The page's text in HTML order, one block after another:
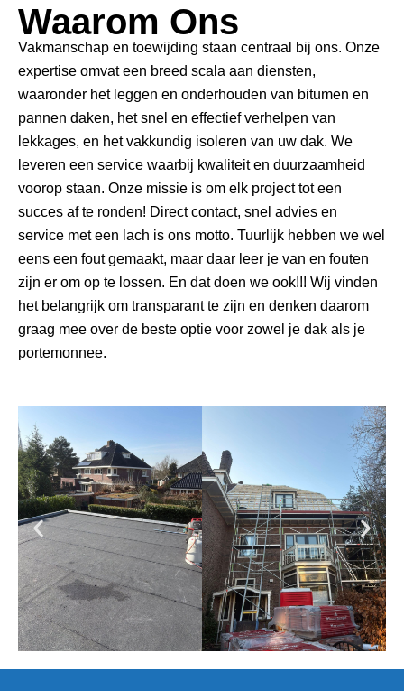
Waarom Ons
Vakmanschap en toewijding staan centraal bij ons. Onze
expertise omvat een breed scala aan diensten,
waaronder het leggen en onderhouden van bitumen en
pannen daken, het snel en effectief verhelpen van
lekkages, en het vakkundig isoleren van uw dak. We
leveren een service waarbij kwaliteit en duurzaamheid
voorop staan. Onze missie is om elk project tot een
succes af te ronden! Direct contact, snel advies en
service met een lach is ons motto. Tuurlijk hebben we wel
eens een fout gemaakt, maar daar leer je van en fouten
zijn er om op te lossen. En dat doen we ook!!! Wij vinden
het belangrijk om transparant te zijn en denken daarom
graag mee over de beste optie voor zowel je dak als je
portemonnee.